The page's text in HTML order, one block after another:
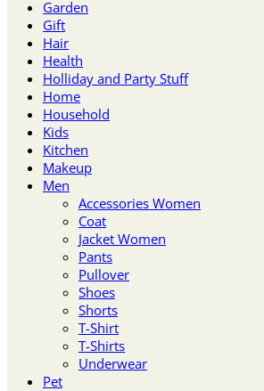
Garden
Gift
Hair
Health
Holliday and Party Stuff
Home
Household
Kids
Kitchen
Makeup
Men
Accessories Women
Coat
Jacket Women
Pants
Pullover
Shoes
Shorts
T-Shirt
T-Shirts
Underwear
Pet